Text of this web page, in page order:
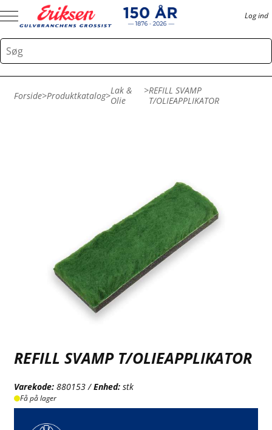
Log ind
Forside>Produktkatalog>Lak &
Olie
>REFILL SVAMP
T/OLIEAPPLIKATOR
REFILL SVAMP T/OLIEAPPLIKATOR
Varekode: 880153 /Enhed: stk
Få på lager